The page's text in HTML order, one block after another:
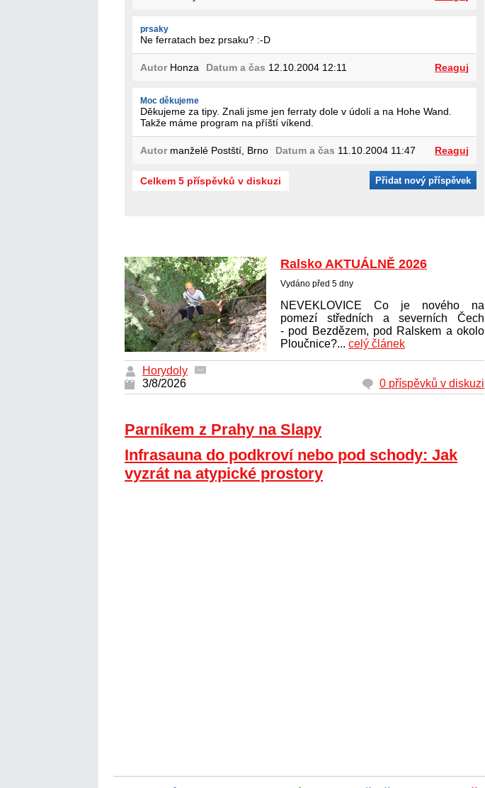
prsaky
Ne ferratach bez prsaku? :-D
AutorHonza Datum a čas 12.10.2004 12:11 Reaguj
Moc děkujeme
Děkujeme za tipy. Znali jsme jen ferraty dole v údolí a na Hohe Wand.
Takže máme program na příští víkend.
Autormanželé Postští, Brno Datum a čas 11.10.2004 11:47 Reaguj
Celkem 5 příspěvků v diskuzi Přidat nový příspěvek
Ralsko AKTUÁLNĚ 2026
Vydáno před 5 dny
NEVEKLOVICE Co je nového na
pomezí středních a severních Čech
- pod Bezdězem, pod Ralskem a okolo
Ploučnice?... celý článek
Horydoly
3/8/2026
0 příspěvků v diskuzi
Parníkem z Prahy na Slapy
Infrasauna do podkroví nebo pod schody: Jak
vyzrát na atypické prostory